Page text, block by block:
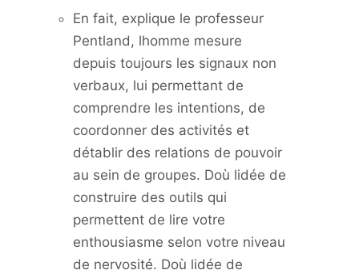
En fait, explique le professeur
Pentland, lhomme mesure
depuis toujours les signaux non
verbaux, lui permettant de
comprendre les intentions, de
coordonner des activités et
détablir des relations de pouvoir
au sein de groupes. Doù lidée de
construire des outils qui
permettent de lire votre
enthousiasme selon votre niveau
de nervosité. Doù lidée de